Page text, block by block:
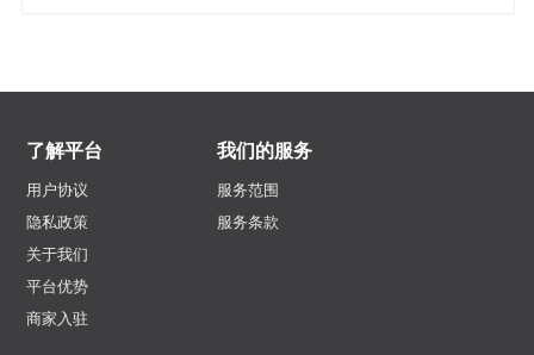
了解平台
用户协议
隐私政策
关于我们
平台优势
商家入驻
我们的服务
服务范围
服务条款